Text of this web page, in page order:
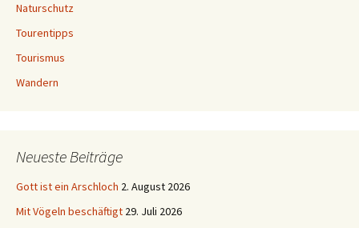
Naturschutz
Tourentipps
Tourismus
Wandern
Neueste Beiträge
Gott ist ein Arschloch 2. August 2026
Mit Vögeln beschäftigt 29. Juli 2026